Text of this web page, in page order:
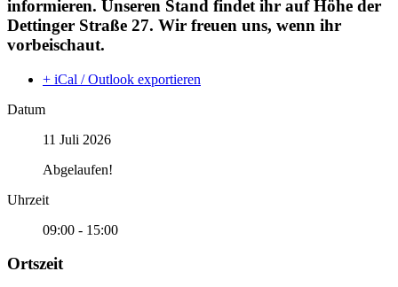
informieren. Unseren Stand findet ihr auf Höhe der
Dettinger Straße 27. Wir freuen uns, wenn ihr
vorbeischaut.
+ iCal / Outlook exportieren
Datum
11 Juli 2026
Abgelaufen!
Uhrzeit
09:00 - 15:00
Ortszeit